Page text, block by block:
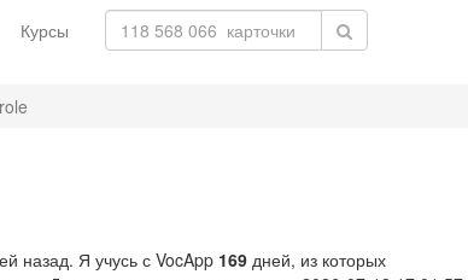
Курсы
назад. Я учусь с VocApp 169 дней, из которых